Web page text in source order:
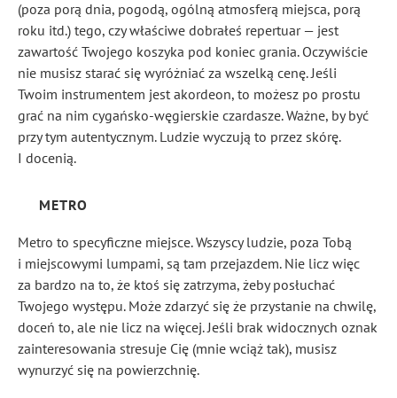
(poza porą dnia, pogodą, ogólną atmosferą miejsca, porą
roku itd.) tego, czy właściwe dobrałeś repertuar — jest
zawartość Twojego koszyka pod koniec grania. Oczywiście
nie musisz starać się wyróżniać za wszelką cenę. Jeśli
Twoim instrumentem jest akordeon, to możesz po prostu
grać na nim cygańsko-węgierskie czardasze. Ważne, by być
przy tym autentycznym. Ludzie wyczują to przez skórę.
I docenią.
METRO
Metro to specyficzne miejsce. Wszyscy ludzie, poza Tobą
i miejscowymi lumpami, są tam przejazdem. Nie licz więc
za bardzo na to, że ktoś się zatrzyma, żeby posłuchać
Twojego występu. Może zdarzyć się że przystanie na chwilę,
doceń to, ale nie licz na więcej. Jeśli brak widocznych oznak
zainteresowania stresuje Cię (mnie wciąż tak), musisz
wynurzyć się na powierzchnię.